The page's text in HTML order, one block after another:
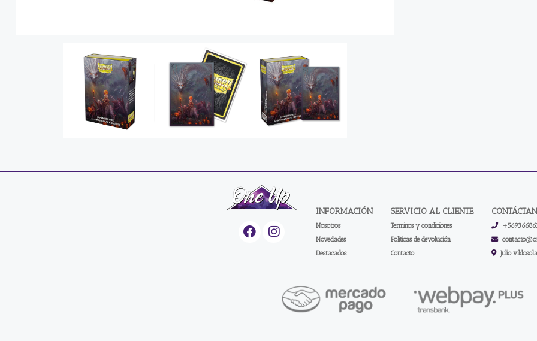
INFORMACIÓN
Nosotros
Novedades
Destacados
SERVICIO AL CLIENTE
Terminos y condiciones
Políticas de devolución
Contacto
Julio